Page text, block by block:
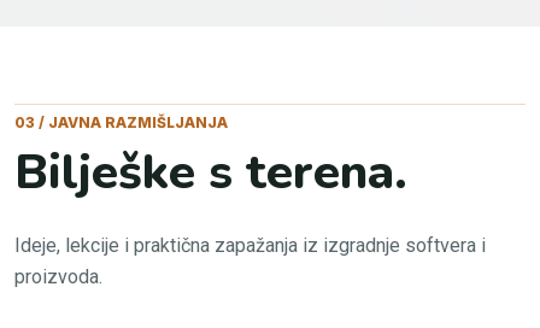
03 / JAVNA RAZMIŠLJANJA
Bilješke s terena.
Ideje, lekcije i praktična zapažanja iz izgradnje softvera i
proizvoda.